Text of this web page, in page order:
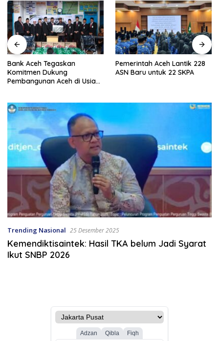
Pemerintah Aceh Lantik 228
ASN Baru untuk 22 SKPA
Skema Peruntukan Dana
Rehab Sawah Korban
Trending Nasional 25 Desember 2025
Kemendiktisaintek: Hasil TKA belum Jadi Syarat
Ikut SNBP 2026